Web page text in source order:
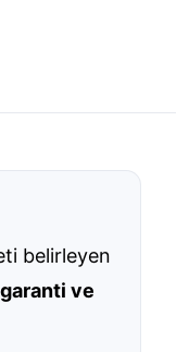
belirleyen
ve